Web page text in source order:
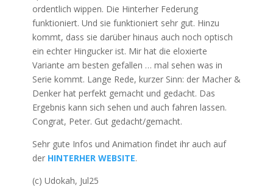
ordentlich wippen. Die Hinterher Federung
funktioniert. Und sie funktioniert sehr gut. Hinzu
kommt, dass sie darüber hinaus auch noch optisch
ein echter Hingucker ist. Mir hat die eloxierte
Variante am besten gefallen … mal sehen was in
Serie kommt. Lange Rede, kurzer Sinn: der Macher &
Denker hat perfekt gemacht und gedacht. Das
Ergebnis kann sich sehen und auch fahren lassen.
Congrat, Peter. Gut gedacht/gemacht.
Sehr gute Infos und Animation findet ihr auch auf
der HINTERHER WEBSITE.
(c) Udokah, Jul25